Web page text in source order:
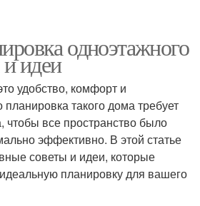
одноэтажного
идеи
удобство, комфорт и
планировка такого дома требует
чтобы все пространство было
эффективно. В этой статье
советы и идеи, которые
планировку для вашего